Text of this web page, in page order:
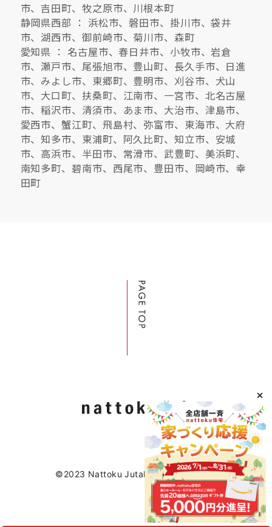
市、吉田町、牧之原市、川根本町
静岡県西部 ： 浜松市、磐田市、掛川市、袋井
市、湖西市、御前崎市、菊川市、森町
愛知県 ： 名古屋市、春日井市、小牧市、岩倉
市、瀬戸市、尾張旭市、豊山町、長久手市、日進
市、みよし市、東郷町、豊明市、刈谷市、犬山
市、大口町、扶桑町、江南市、一宮市、北名古屋
市、稲沢市、清須市、あま市、大治市、津島市、
愛西市、蟹江町、飛島村、弥富市、東海市、大府
市、知多市、東浦町、阿久比町、知立市、安城
市、高浜市、半田市、常滑市、武豊町、美浜町、
南知多町、碧南市、西尾市、豊田市、岡崎市、幸
田町
©2023 Nattoku Jutaku Kobo Co., Ltd.